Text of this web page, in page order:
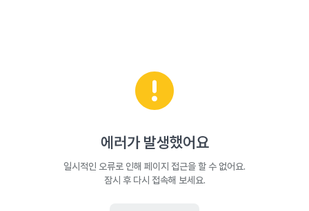
에러가 발생했어요
일시적인 오류로 인해 페이지 접근을 할 수 없어요.
잠시 후 다시 접속해 보세요.